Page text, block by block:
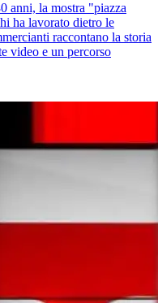
anni, la mostra "piazza
ha lavorato dietro le
raccontano la storia
video e un percorso